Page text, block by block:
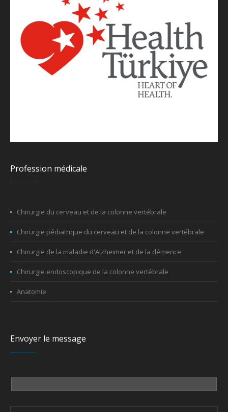
Profession médicale
Chirurgie du cerveau et de la colonne vertébrale
Chirurgie pédiatrique du cerveau et de la colonne vertébrale
Chirurgie de la maladie d'Alzheimer et de la démence
Chirurgie endoscopique de la colonne vertébrale
Anatomie
Envoyer le message